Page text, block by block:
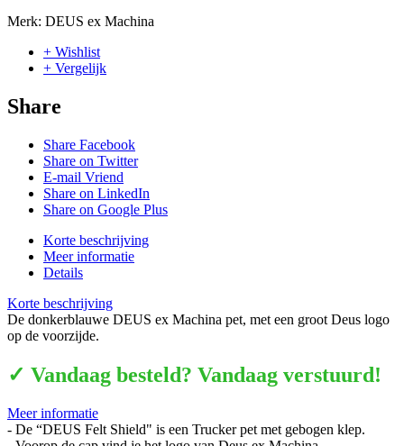
Merk: DEUS ex Machina
+ Wishlist
+ Vergelijk
Share
Share Facebook
Share on Twitter
E-mail Vriend
Share on LinkedIn
Share on Google Plus
Korte beschrijving
Meer informatie
Details
Korte beschrijving
De donkerblauwe DEUS ex Machina pet, met een groot Deus logo
op de voorzijde.
✓ Vandaag besteld? Vandaag verstuurd!
Meer informatie
- De “DEUS Felt Shield" is een Trucker pet met gebogen klep.